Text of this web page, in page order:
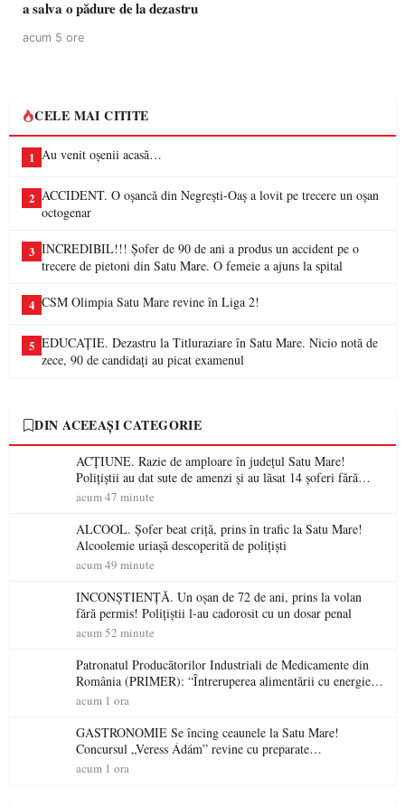
a salva o pădure de la dezastru
acum 5 ore
CELE MAI CITITE
1 Au venit oșenii acasă…
2 ACCIDENT. O oșancă din Negrești-Oaș a lovit pe trecere un oșan
octogenar
3 INCREDIBIL!!! Șofer de 90 de ani a produs un accident pe o
trecere de pietoni din Satu Mare. O femeie a ajuns la spital
4 CSM Olimpia Satu Mare revine în Liga 2!
5 EDUCAȚIE. Dezastru la Titluraziare în Satu Mare. Nicio notă de
zece, 90 de candidați au picat examenul
DIN ACEEAȘI CATEGORIE
ACȚIUNE. Razie de amploare în județul Satu Mare!
Polițiștii au dat sute de amenzi și au lăsat 14 șoferi fără
permis într-o singură zi
acum 47 minute
ALCOOL. Șofer beat criță, prins în trafic la Satu Mare!
Alcoolemie uriașă descoperită de polițiști
acum 49 minute
INCONȘTIENȚĂ. Un oșan de 72 de ani, prins la volan
fără permis! Polițiștii l-au cadorosit cu un dosar penal
acum 52 minute
Patronatul Producătorilor Industriali de Medicamente din
România (PRIMER): “Întreruperea alimentării cu energie
electrică a fabricilor de medicamente va pune în pericol
acum 1 ora
GASTRONOMIE Se încing ceaunele la Satu Mare!
Concursul „Veress Ádám” revine cu preparate
spectaculoase, premii și un jurat de renume
acum 1 ora